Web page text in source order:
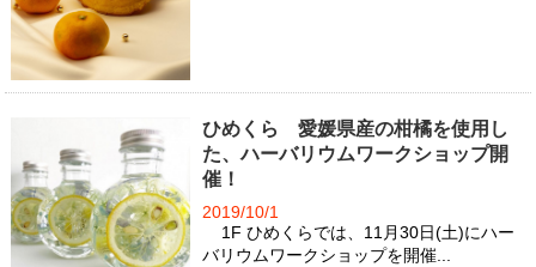
ひめくら 愛媛県産の柑橘を使用し
た、ハーバリウムワークショップ開
催！
2019/10/1
1F ひめくらでは、11月30日(土)にハー
バリウムワークショップを開催...